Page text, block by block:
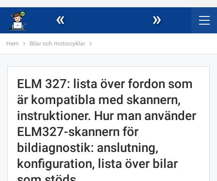
« »
Hem Bilar och motorcyklar
ELM 327: lista över fordon som
är kompatibla med skannern,
instruktioner. Hur man använder
ELM327-skannern för
bildiagnostik: anslutning,
konfiguration, lista över bilar